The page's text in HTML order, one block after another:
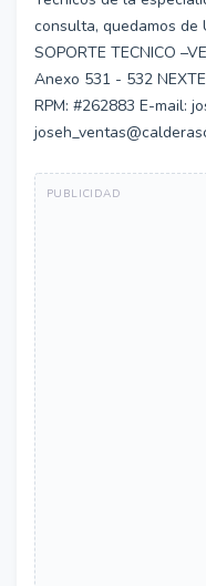
consulta, quedamos de
SOPORTE TECNICO
Anexo 531 - 532
RPM: #262883 E-mail: